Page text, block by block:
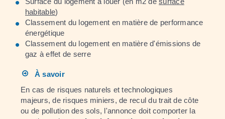
habitable)
Classement du logement en matière de performance
énergétique
Classement du logement en matière d'émissions de
gaz à effet de serre
À savoir
En cas de risques naturels et technologiques
majeurs, de risques miniers, de recul du trait de côte
ou de pollution des sols, l'annonce doit comporter la